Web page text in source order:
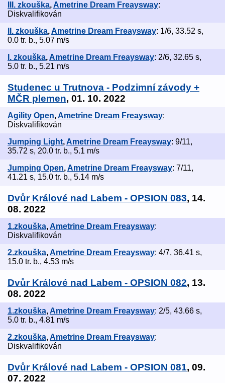
III. zkouška, Ametrine Dream Freaysway:
Diskvalifikován
II. zkouška,Ametrine Dream Freaysway: 1/6, 33.52 s,
0.0 tr. b., 5.07 m/s
I. zkouška, Ametrine Dream Freaysway: 2/6, 32.65 s,
5.0 tr. b., 5.21 m/s
Studenec u Trutnova - Podzimní závody +
MČR plemen, 01. 10. 2022
Agility Open,Ametrine Dream Freaysway:
Diskvalifikován
Jumping Light, Ametrine Dream Freaysway: 9/11,
35.72 s, 20.0 tr. b., 5.1 m/s
Jumping Open,Ametrine Dream Freaysway: 7/11,
41.21 s, 15.0 tr. b., 5.14 m/s
Dvůr Králové nad Labem - OPSION 083, 14.
08. 2022
1.zkouška, Ametrine Dream Freaysway:
Diskvalifikován
2.zkouška,Ametrine Dream Freaysway: 4/7, 36.41 s,
15.0 tr. b., 4.53 m/s
Dvůr Králové nad Labem - OPSION 082, 13.
08. 2022
1.zkouška, Ametrine Dream Freaysway: 2/5, 43.66 s,
5.0 tr. b., 4.81 m/s
2.zkouška,Ametrine Dream Freaysway:
Diskvalifikován
Dvůr Králové nad Labem - OPSION 081, 09.
07. 2022